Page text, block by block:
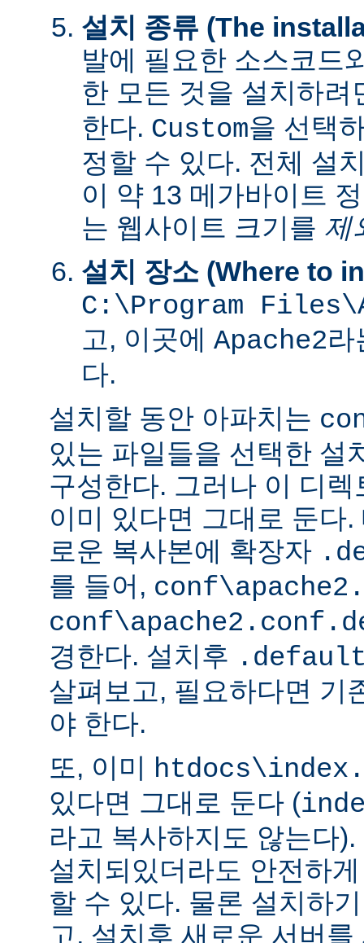
설치 종류 (The
발에 필요한 소스코드
한 모든 것을 설치하
한다. Custom을 선택
정할 수 있다. 전체 설
이 약 13 메가바이트
는 웹사이트 크기를 제
설치 장소 (Where to
C:\Program
고, 이곳에 Apache2라
다.
설치할 동안 아파치는
있는 파일들을 선택한 설
구성한다. 그러나 이 디
이미 있다면 그대로 둔다
로운 복사본에 확장자
를 들어,
경한다. 설치후
살펴보고, 필요하다면 기
야 한다.
또, 이미
있다면 그대로 둔다 (
라고 복사하지도 않는다
설치되있더라도 안전하
할 수 있다. 물론 설치하
고, 설치후 새로운 서버